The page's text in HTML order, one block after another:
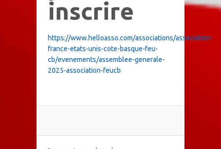
inscrire
https://www.helloasso.com/associations/association-
france-etats-unis-cote-basque-feu-
cb/evenements/assemblee-generale-
2025-association-feucb